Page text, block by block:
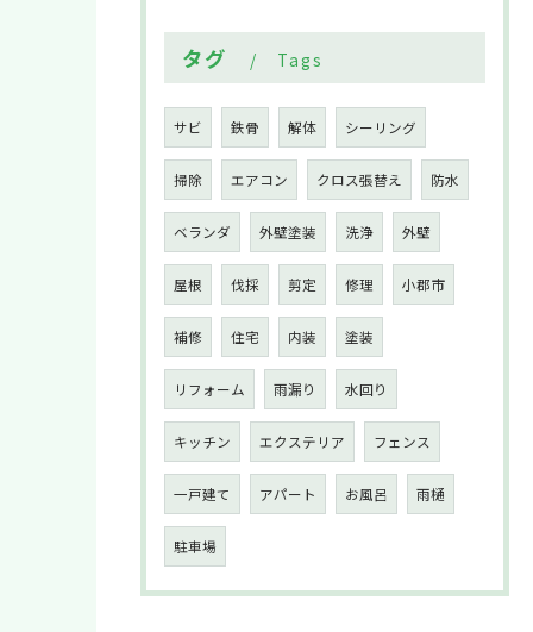
タグ Tags
サビ 鉄骨 解体 シーリング
掃除 エアコン クロス張替え 防水
ベランダ 外壁塗装 洗浄 外壁
屋根 伐採 剪定 修理 小郡市
補修 住宅 内装 塗装
リフォーム 雨漏り 水回り
キッチン エクステリア フェンス
一戸建て アパート お風呂 雨樋
駐車場